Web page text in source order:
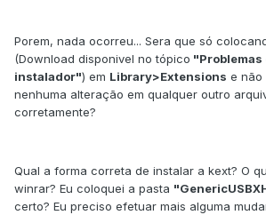
Porem, nada ocorreu... Sera que só
(Download disponivel no tópico "Problemas
instalador") em Library>Extensions e não
nenhuma alteração em qualquer outro
corretamente?
Qual a forma correta de instalar a kext? O
winrar? Eu coloquei a pasta
certo? Eu preciso efetuar mais alguma